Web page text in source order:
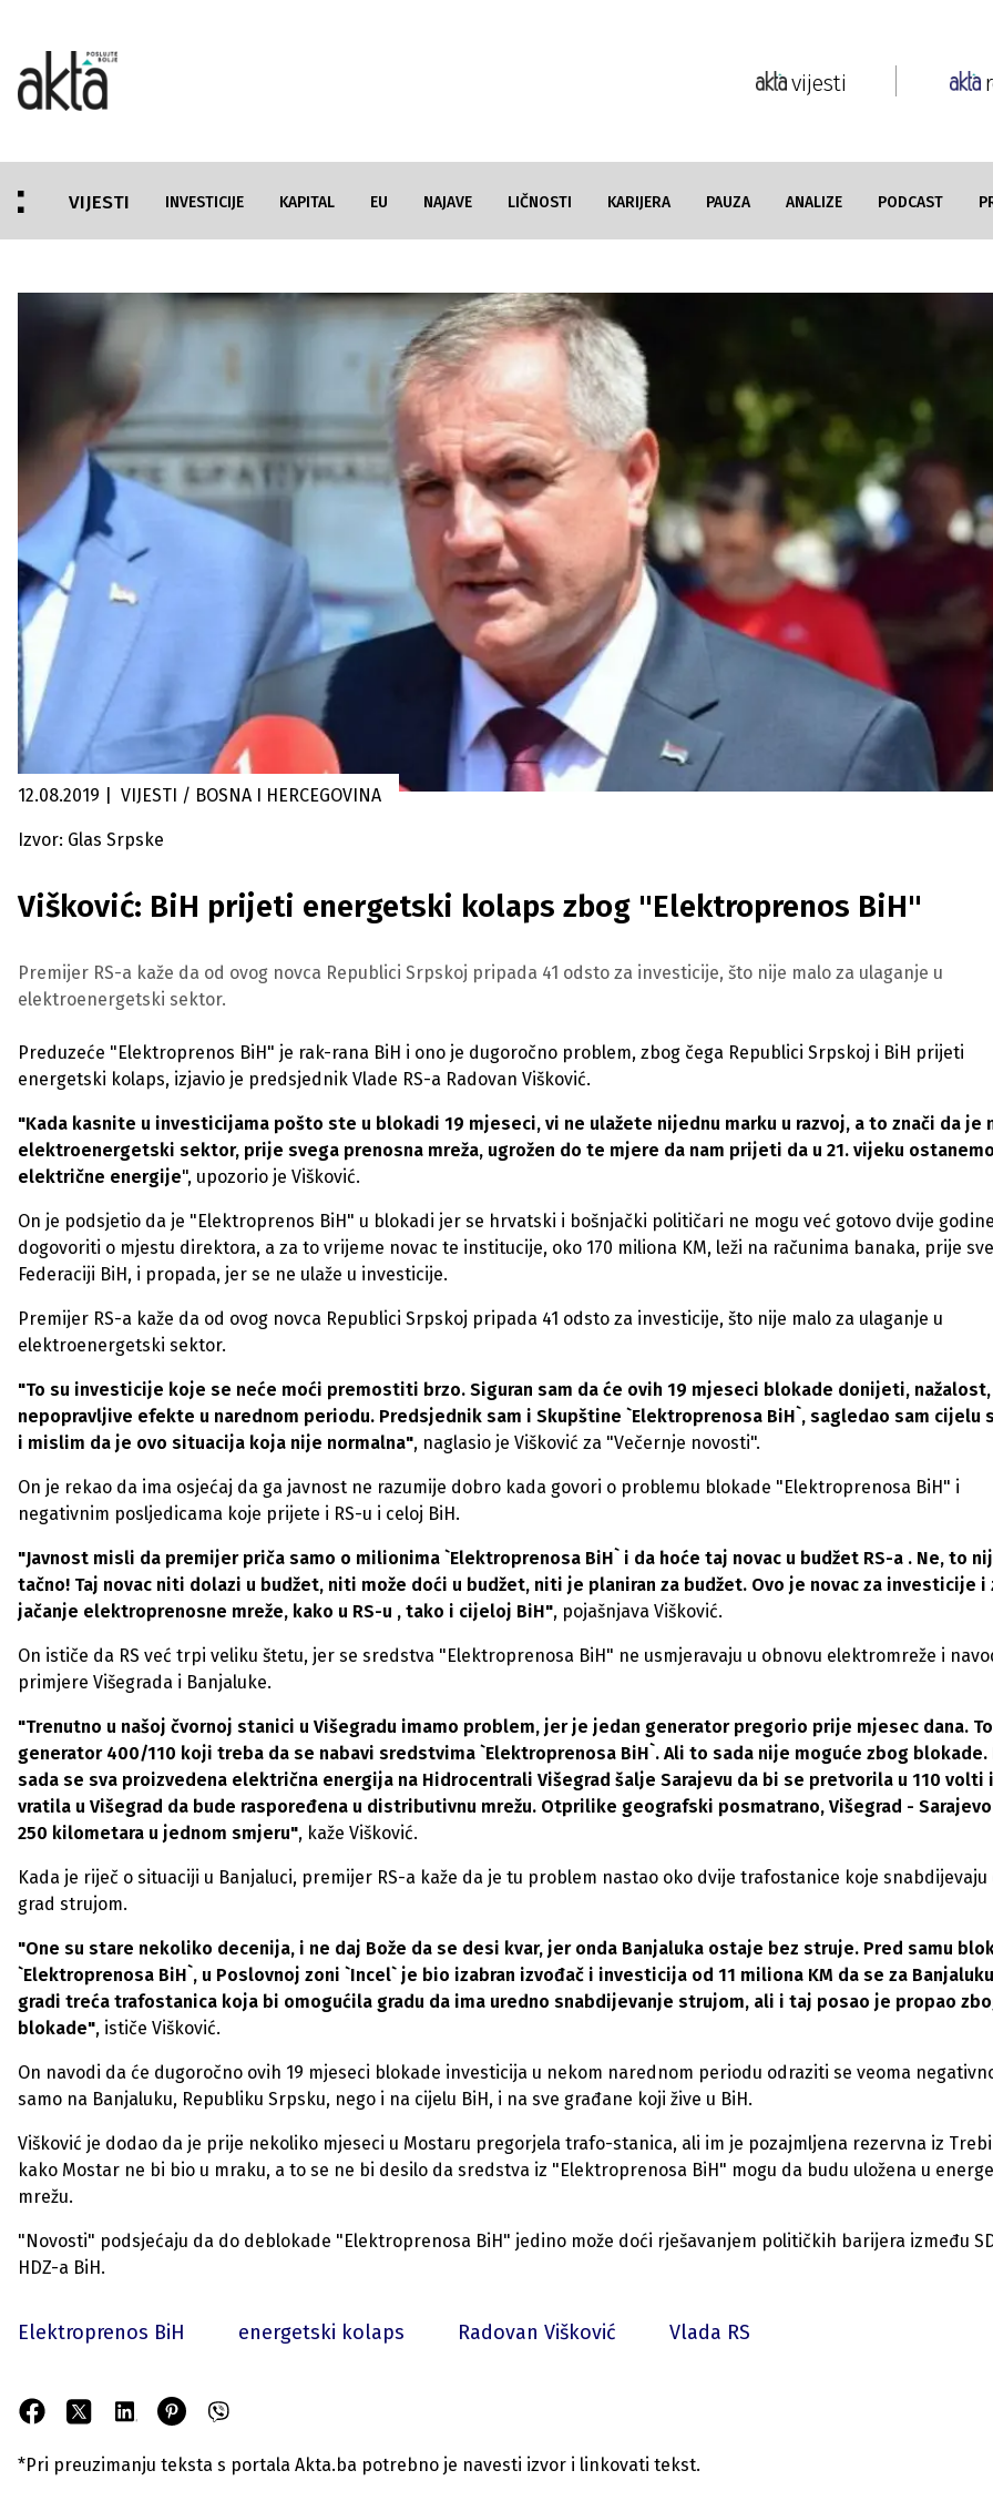
vijesti
VIJESTI INVESTICIJE KAPITAL EU NAJAVE LIČNOSTI KARIJERA PAUZA ANALIZE PODCAST
12.08.2019 VIJESTI / BOSNA I HERCEGOVINA
Izvor: Glas Srpske
Višković: BiH prijeti energetski kolaps zbog "Elektroprenos BiH"
Premijer RS-a kaže da od ovog novca Republici Srpskoj pripada 41 odsto za investicije, što nije malo za ulaganje u
elektroenergetski sektor.
Preduzeće "Elektroprenos BiH" je rak-rana BiH i ono je dugoročno problem, zbog čega Republici Srpskoj i BiH prijeti
energetski kolaps, izjavio je predsjednik Vlade RS-a Radovan Višković.
"Kada kasnite u investicijama pošto ste u blokadi 19 mjeseci, vi ne ulažete nijednu marku u razvoj, a to znači da je
elektroenergetski sektor, prije svega prenosna mreža, ugrožen do te mjere da nam prijeti da u 21. vijeku
električne energije", upozorio je Višković.
On je podsjetio da je "Elektroprenos BiH" u blokadi jer se hrvatski i bošnjački političari ne mogu već gotovo dvije godine
dogovoriti o mjestu direktora, a za to vrijeme novac te institucije, oko 170 miliona KM, leži na računima banaka, prije
Federaciji BiH, i propada, jer se ne ulaže u investicije.
Premijer RS-a kaže da od ovog novca Republici Srpskoj pripada 41 odsto za investicije, što nije malo za ulaganje u
elektroenergetski sektor.
"To su investicije koje se neće moći premostiti brzo. Siguran sam da će ovih 19 mjeseci blokade donijeti, nažalost,
nepopravljive efekte u narednom periodu. Predsjednik sam i Skupštine `Elektroprenosa BiH`, sagledao sam cijelu
i mislim da je ovo situacija koja nije normalna", naglasio je Višković za "Večernje novosti".
On je rekao da ima osjećaj da ga javnost ne razumije dobro kada govori o problemu blokade "Elektroprenosa BiH" i
negativnim posljedicama koje prijete i RS-u i celoj BiH.
"Javnost misli da premijer priča samo o milionima `Elektroprenosa BiH` i da hoće taj novac u budžet RS-a . Ne, to
tačno! Taj novac niti dolazi u budžet, niti može doći u budžet, niti je planiran za budžet. Ovo je novac za investicije i
jačanje elektroprenosne mreže, kako u RS-u , tako i cijeloj BiH", pojašnjava Višković.
On ističe da RS već trpi veliku štetu, jer se sredstva "Elektroprenosa BiH" ne usmjeravaju u obnovu elektromreže i
primjere Višegrada i Banjaluke.
"Trenutno u našoj čvornoj stanici u Višegradu imamo problem, jer je jedan generator pregorio prije mjesec dana.
generator 400/110 koji treba da se nabavi sredstvima `Elektroprenosa BiH`. Ali to sada nije moguće zbog blokade.
sada se sva proizvedena električna energija na Hidrocentrali Višegrad šalje Sarajevu da bi se pretvorila u 110 volti i
vratila u Višegrad da bude raspoređena u distributivnu mrežu. Otprilike geografski posmatrano, Višegrad -
250 kilometara u jednom smjeru", kaže Višković.
Kada je riječ o situaciji u Banjaluci, premijer RS-a kaže da je tu problem nastao oko dvije trafostanice koje snabdijevaju
grad strujom.
"One su stare nekoliko decenija, i ne daj Bože da se desi kvar, jer onda Banjaluka ostaje bez struje. Pred samu
`Elektroprenosa BiH`, u Poslovnoj zoni `Incel` je bio izabran izvođač i investicija od 11 miliona KM da se za Banjaluku
gradi treća trafostanica koja bi omogućila gradu da ima uredno snabdijevanje strujom, ali i taj posao je propao
blokade", ističe Višković.
On navodi da će dugoročno ovih 19 mjeseci blokade investicija u nekom narednom periodu odraziti se veoma
samo na Banjaluku, Republiku Srpsku, nego i na cijelu BiH, i na sve građane koji žive u BiH.
Višković je dodao da je prije nekoliko mjeseci u Mostaru pregorjela trafo-stanica, ali im je pozajmljena rezervna iz
kako Mostar ne bi bio u mraku, a to se ne bi desilo da sredstva iz "Elektroprenosa BiH" mogu da budu uložena u
mrežu.
"Novosti" podsjećaju da do deblokade "Elektroprenosa BiH" jedino može doći rješavanjem političkih barijera između
HDZ-a BiH.
Elektroprenos BiH energetski kolaps Radovan Višković Vlada RS
*Pri preuzimanju teksta s portala Akta.ba potrebno je navesti izvor i linkovati tekst.